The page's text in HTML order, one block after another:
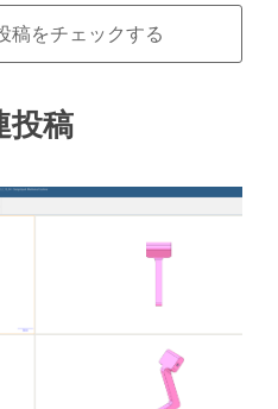
稿をチェックする
投稿